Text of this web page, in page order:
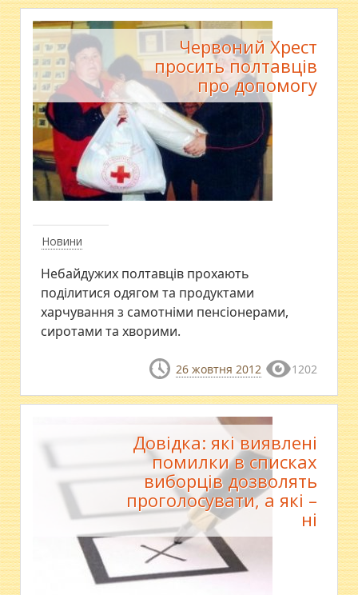
Новини
Червоний Хрест
просить полтавців
про допомогу
Небайдужих полтавців прохають
поділитися одягом та продуктами
харчування з самотніми пенсіонерами,
сиротами та хворими.
26 жовтня 2012 1202
Довідка: які виявлені
помилки в списках
виборців дозволять
проголосувати, а які –
ні